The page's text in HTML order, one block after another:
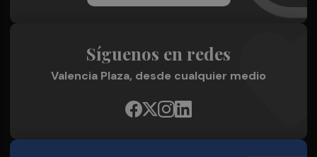
Síguenos en redes
Valencia Plaza, desde cualquier medio